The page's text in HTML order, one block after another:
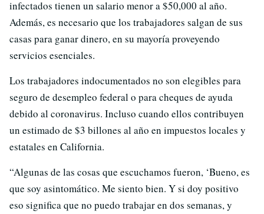
infectados tienen un salario menor a $50,000 al año.
Además, es necesario que los trabajadores salgan de sus
casas para ganar dinero, en su mayoría proveyendo
servicios esenciales.
Los trabajadores indocumentados no son elegibles para
seguro de desempleo federal o para cheques de ayuda
debido al coronavirus. Incluso cuando ellos contribuyen
un estimado de $3 billones al año en impuestos locales y
estatales en California.
“Algunas de las cosas que escuchamos fueron, ‘Bueno, es
que soy asintomático. Me siento bien. Y si doy positivo
eso significa que no puedo trabajar en dos semanas, y